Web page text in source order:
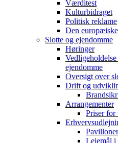
Værditest
Kulturbidraget
Politisk reklame
Den
Slotte og ejendomme
Høringer
ejendomme
Oversigt over
Drift og
Arrangementer
Priser for
Lejemål